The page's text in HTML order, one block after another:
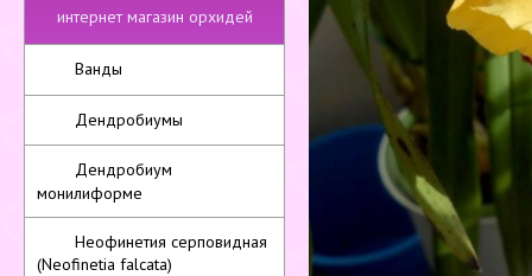
интернет магазин орхидей
Ванды
Дендробиумы
Дендробиум
монилиформе
Неофинетия серповидная
(Neofinetia falcata)